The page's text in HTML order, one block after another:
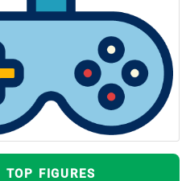
TOP FIGURES